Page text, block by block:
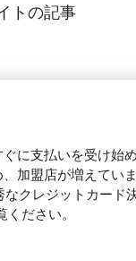
トの記事
に支払いを受け始
加盟店が増えてい
クレジットカード
ださい。